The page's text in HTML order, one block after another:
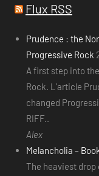
Flux RSS
Prudence : the
Progressive Rock
A first step into
Rock. L’article
changed
RIFF..
Alex
Melancholia –
The heaviest drop